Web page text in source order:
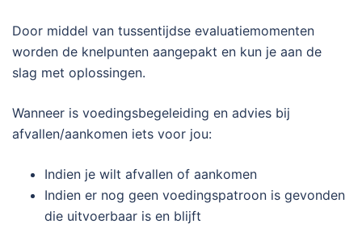
Door middel van tussentijdse evaluatiemomenten
worden de knelpunten aangepakt en kun je aan de
slag met oplossingen.
Wanneer is voedingsbegeleiding en advies bij
afvallen/aankomen iets voor jou:
Indien je wilt afvallen of aankomen
Indien er nog geen voedingspatroon is gevonden
die uitvoerbaar is en blijft